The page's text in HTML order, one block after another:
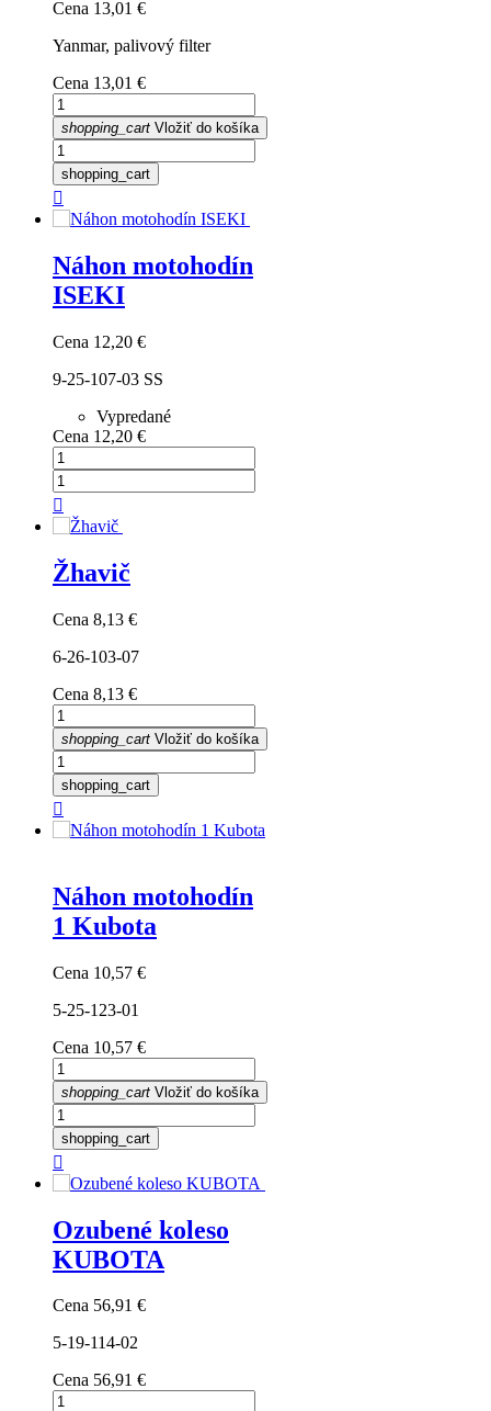
Cena 13,01 €
Yanmar, palivový filter
Cena 13,01 €
shopping_cart Vložiť do košíka
shopping_cart

Náhon motohodín
ISEKI
Cena 12,20 €
9-25-107-03 SS
Vypredané
Cena 12,20 €

Žhavič
Cena 8,13 €
6-26-103-07
Cena 8,13 €
shopping_cart Vložiť do košíka
shopping_cart

Náhon motohodín
1 Kubota
Cena 10,57 €
5-25-123-01
Cena 10,57 €
shopping_cart Vložiť do košíka
shopping_cart

Ozubené koleso
KUBOTA
Cena 56,91 €
5-19-114-02
Cena 56,91 €